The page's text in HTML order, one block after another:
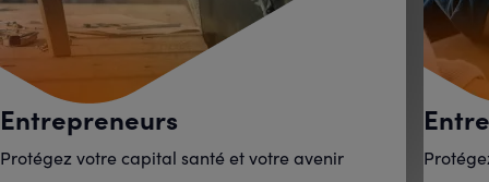
Entrepreneurs
Protégez votre capital santé et votre avenir